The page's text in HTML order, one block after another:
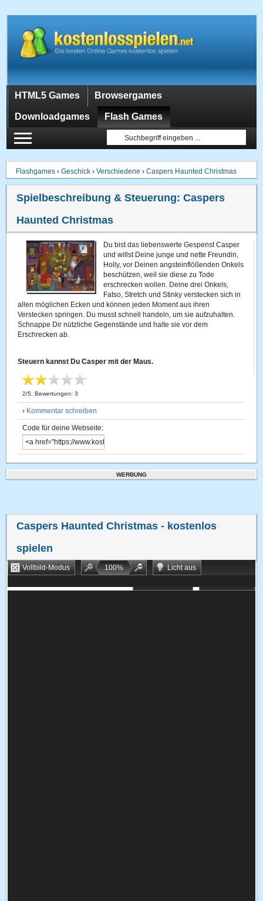
HTML5 Games Browsergames
Downloadgames Flash Games
Flashgames ›Geschick ›Verschiedene ›Caspers Haunted Christmas
Spielbeschreibung & Steuerung:Caspers
Haunted Christmas
Du bist das liebenswerte Gespenst Casper
und willst Deine junge und nette Freundin,
Holly, vor Deinen angsteinflößenden Onkels
beschützen, weil sie diese zu Tode
erschrecken wollen. Deine drei Onkels,
Fatso, Stretch und Stinky verstecken sich in
allen möglichen Ecken und können jeden Moment aus ihren
Verstecken springen. Du musst schnell handeln, um sie aufzuhalten.
Schnappe Dir nützliche Gegenstände und halte sie vor dem
Erschrecken ab.
Steuern kannst Du Casper mit der Maus.
2/5 , Bewertungen:3
› Kommentar schreiben
Code für deine Webseite:
WERBUNG
Caspers Haunted Christmas - kostenlos
spielen
Vollbild-Modus 100%
Licht aus